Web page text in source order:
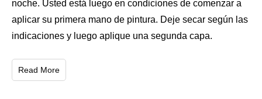
noche. Usted está luego en condiciones de comenzar a
aplicar su primera mano de pintura. Deje secar según las
indicaciones y luego aplique una segunda capa.
Read More